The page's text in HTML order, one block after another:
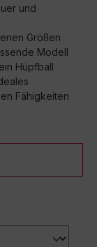
und
Größen
Modell
Hüpfball
Fähigkeiten